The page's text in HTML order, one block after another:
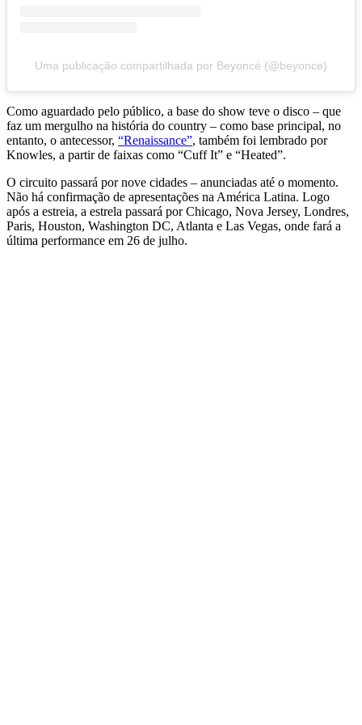
Uma publicação compartilhada por Beyoncé (@beyonce)
Como aguardado pelo público, a base do show teve o disco – que
faz um mergulho na história do country – como base principal, no
entanto, o antecessor, “Renaissance”, também foi lembrado por
Knowles, a partir de faixas como “Cuff It” e “Heated”.
O circuito passará por nove cidades – anunciadas até o momento.
Não há confirmação de apresentações na América Latina. Logo
após a estreia, a estrela passará por Chicago, Nova Jersey, Londres,
Paris, Houston, Washington DC, Atlanta e Las Vegas, onde fará a
última performance em 26 de julho.